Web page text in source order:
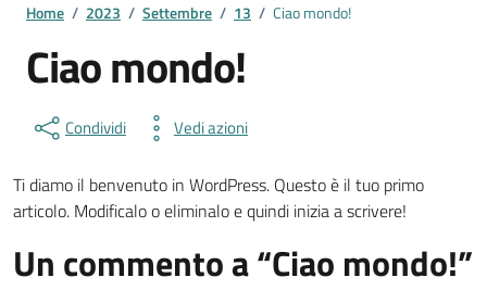
Home / 2023 / Settembre / 13 / Ciao mondo!
Ciao mondo!
Condividi Vedi azioni
Ti diamo il benvenuto in WordPress. Questo è il tuo primo
articolo. Modificalo o eliminalo e quindi inizia a scrivere!
Un commento a “Ciao mondo!”